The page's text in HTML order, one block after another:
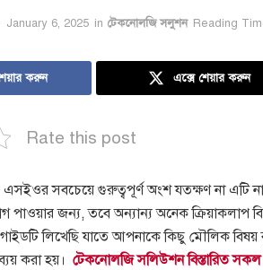
January 6, 2025 in টেকনোলজি সলুশন Reading
করুন এক্সে শেয়ার করুন
Rate this post
সবচেয়ে গুরুত্বপূর্ণ অংশ যতক্ষণ না এটি
পাওয়ার জন্য, তবে অন্যান্য অনেক ক্রিয়াকলাপ
লিখেছি যাতে আপনাকে কিছু মৌলিক
করা হয়। টেকনোলজি সলিউশন বিস্তারিত